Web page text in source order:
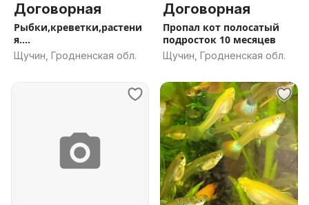
Договорная
Рыбки,креветки,растени
я....
Щучин, Гродненская обл.
Договорная
Пропал кот полосатый
подросток 10 месяцев
Щучин, Гродненская обл.